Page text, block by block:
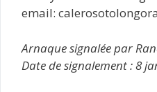
email:
Arnaque signalée par
Date de signalement : 8